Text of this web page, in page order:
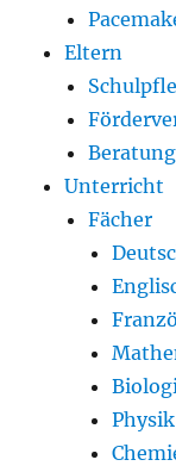
Eltern
Unterricht
Fächer
Physik